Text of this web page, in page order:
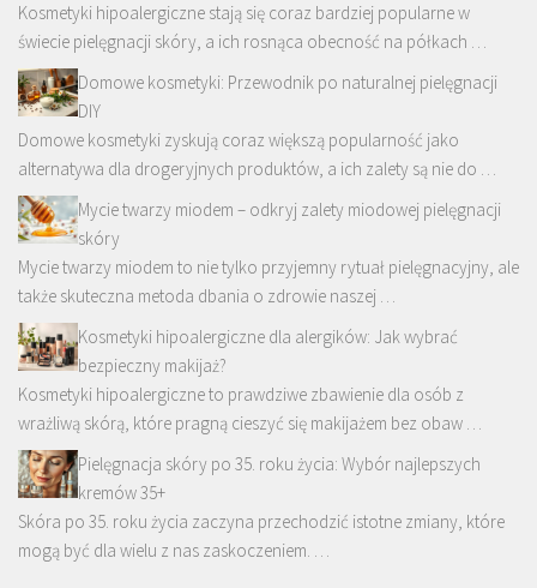
Kosmetyki hipoalergiczne stają się coraz bardziej popularne w
świecie pielęgnacji skóry, a ich rosnąca obecność na półkach …
Domowe kosmetyki: Przewodnik po naturalnej pielęgnacji
DIY
Domowe kosmetyki zyskują coraz większą popularność jako
alternatywa dla drogeryjnych produktów, a ich zalety są nie do …
Mycie twarzy miodem – odkryj zalety miodowej pielęgnacji
skóry
Mycie twarzy miodem to nie tylko przyjemny rytuał pielęgnacyjny, ale
także skuteczna metoda dbania o zdrowie naszej …
Kosmetyki hipoalergiczne dla alergików: Jak wybrać
bezpieczny makijaż?
Kosmetyki hipoalergiczne to prawdziwe zbawienie dla osób z
wrażliwą skórą, które pragną cieszyć się makijażem bez obaw …
Pielęgnacja skóry po 35. roku życia: Wybór najlepszych
kremów 35+
Skóra po 35. roku życia zaczyna przechodzić istotne zmiany, które
mogą być dla wielu z nas zaskoczeniem. …